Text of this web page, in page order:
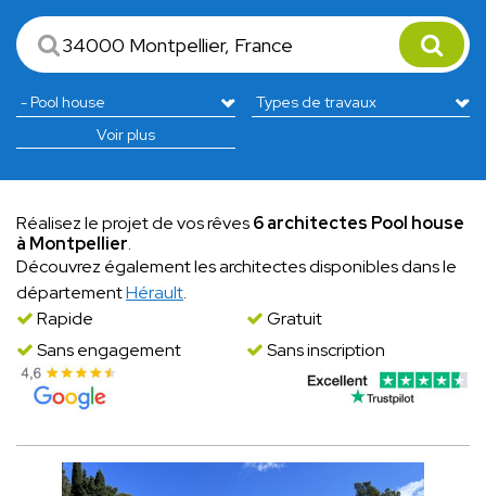
Voir plus
Réalisez le projet de vos rêves6 architectes Pool house
à Montpellier.
Découvrez également les architectes disponibles dans le
départementHérault.
Rapide
Gratuit
Sans engagement
Sans inscription